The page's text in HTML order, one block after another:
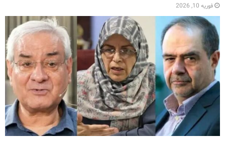
فوریه 10, 2026